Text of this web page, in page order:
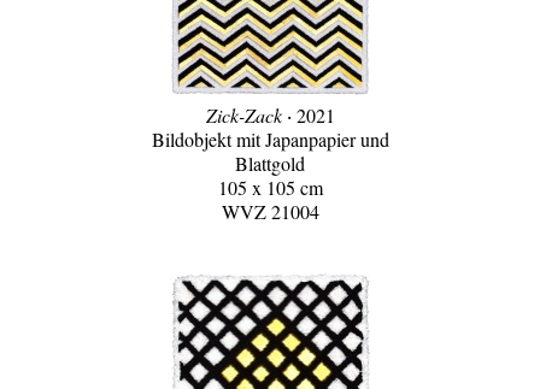
Zick-Zack‧ 2021
Bildobjekt mit Japanpapier und
Blattgold
105 x 105 cm
WVZ 21004